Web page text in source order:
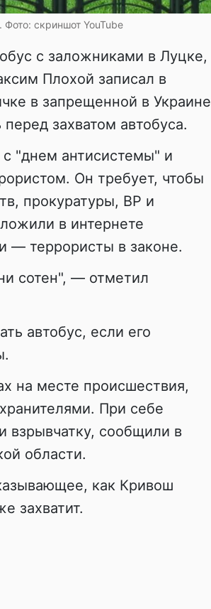
скриншот YouTube
с заложниками в Луцке,
Плохой записал в
в запрещенной в Украине
захватом автобуса.
"днем антисистемы" и
Он требует, чтобы
прокуратуры, ВР и
в интернете
— террористы в законе.
сотен", — отметил
автобус, если его
на месте происшествия,
При себе
сообщили в
области.
как Кривош
захватит.